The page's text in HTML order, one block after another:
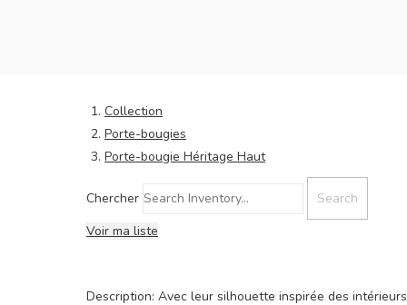
Collection
Porte-bougies
Porte-bougie Héritage Haut
Chercher
Voir ma liste
Description: Avec leur silhouette inspirée des